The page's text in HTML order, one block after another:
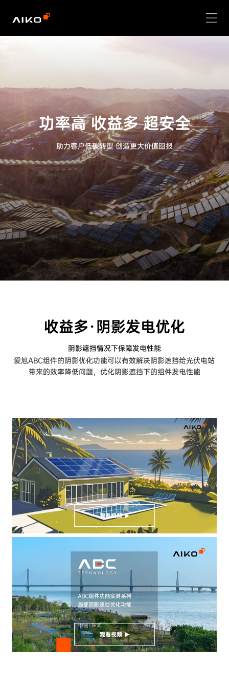
功率高 收益多 超安全
助力客户低碳转型 创造更大价值回报
阴影遮挡情况下保障发电性能
爱旭ABC组件的阴影优化功能可以有效解决阴影遮挡给光伏电站
带来的效率降低问题，优化阴影遮挡下的组件发电性能
观看视频
观看视频